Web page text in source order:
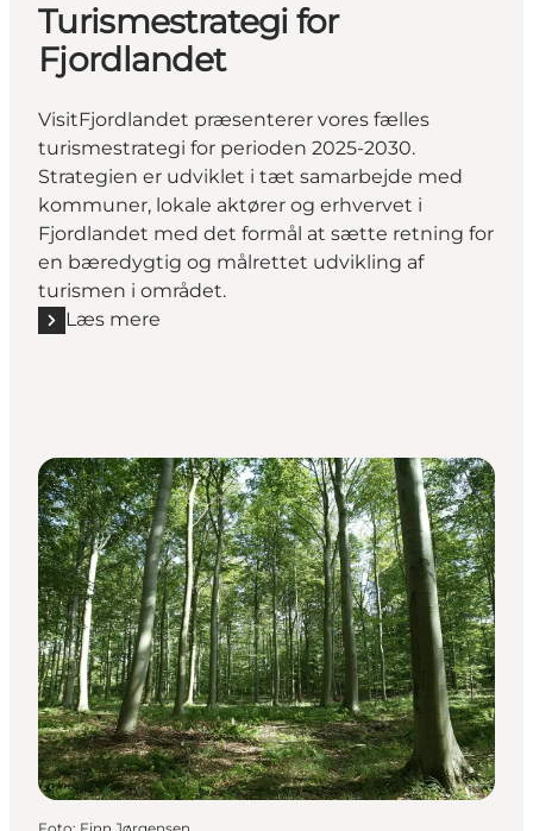
Turismestrategi for
Fjordlandet
VisitFjordlandet præsenterer vores fælles
turismestrategi for perioden 2025-2030.
Strategien er udviklet i tæt samarbejde med
kommuner, lokale aktører og erhvervet i
Fjordlandet med det formål at sætte retning for
en bæredygtig og målrettet udvikling af
turismen i området.
Læs mere
Læs mere "Turismestrategi for Fjordlandet"